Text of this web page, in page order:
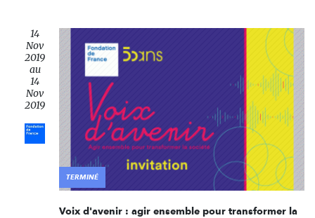
14
Nov
2019
au
14
Nov
2019
TERMINÉ
Voix d'avenir : agir ensemble pour transformer la